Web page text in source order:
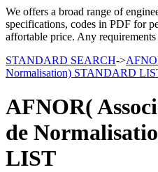
We offers a broad range of
specifications, codes in PDF for
affortable price. Any requirements
STANDARD SEARCH->
Normalisation) STANDARD
AFNOR(
de
LIST